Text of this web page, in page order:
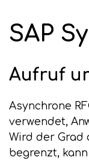
SAP
Aufruf
Asynchrone
verwendet,
Wird der Grad
begrenzt,